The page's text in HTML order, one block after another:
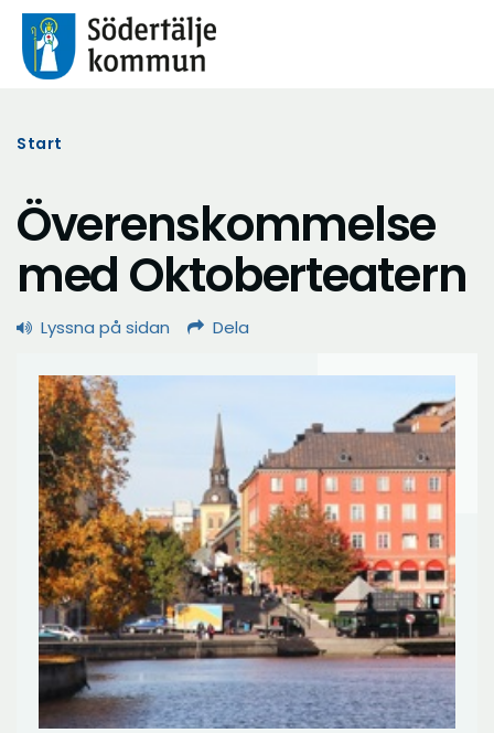
Start
Överenskommelse
med Oktoberteatern
Lyssna på sidan Dela